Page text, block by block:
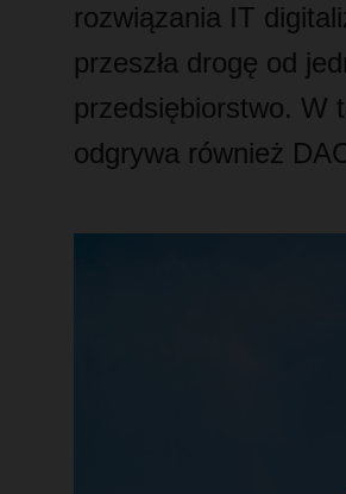
rozwiązania IT
przeszła drogę od
przedsiębiorstwo. W
odgrywa również